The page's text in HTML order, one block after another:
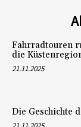
Fahrradtouren
die
21.11.2025
Die Geschichte